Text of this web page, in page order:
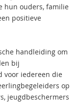
hun ouders, familie
positieve
handleiding om
bij
voor iedereen die
op
jeugdbeschermers